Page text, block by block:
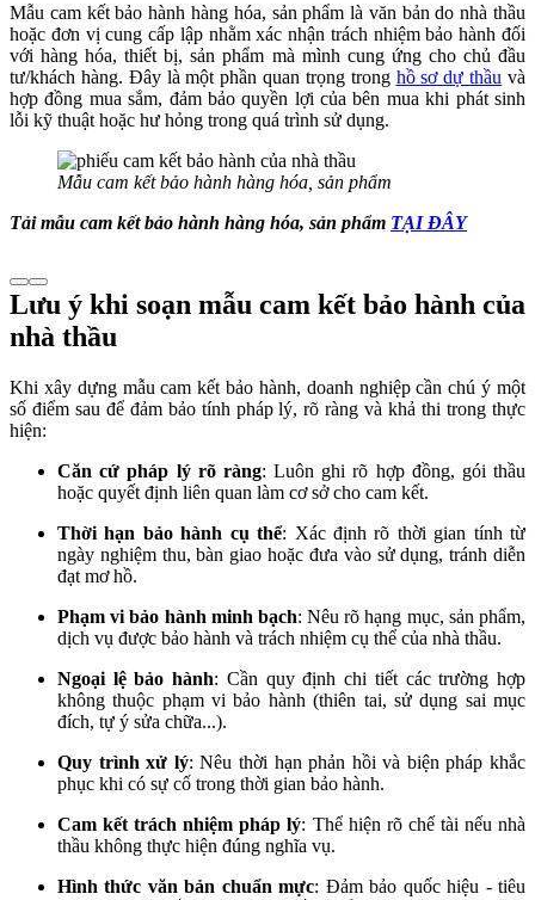
Mẫu cam kết bảo hành hàng hóa, sản phẩm là văn bản do nhà thầu
hoặc đơn vị cung cấp lập nhằm xác nhận trách nhiệm bảo hành đối
với hàng hóa, thiết bị, sản phẩm mà mình cung ứng cho chủ đầu
tư/khách hàng. Đây là một phần quan trọng trong hồ sơ dự thầu và
hợp đồng mua sắm, đảm bảo quyền lợi của bên mua khi phát sinh
lỗi kỹ thuật hoặc hư hỏng trong quá trình sử dụng.
Mẫu cam kết bảo hành hàng hóa, sản phẩm
Tải mẫu cam kết bảo hành hàng hóa, sản phẩm TẠI ĐÂY
Lưu ý khi soạn mẫu cam kết bảo hành của
nhà thầu
Khi xây dựng mẫu cam kết bảo hành, doanh nghiệp cần chú ý một
số điểm sau để đảm bảo tính pháp lý, rõ ràng và khả thi trong thực
hiện:
Căn cứ pháp lý rõ ràng: Luôn ghi rõ hợp đồng, gói thầu
hoặc quyết định liên quan làm cơ sở cho cam kết.
Thời hạn bảo hành cụ thể: Xác định rõ thời gian tính từ
ngày nghiệm thu, bàn giao hoặc đưa vào sử dụng, tránh diễn
đạt mơ hồ.
Phạm vi bảo hành minh bạch: Nêu rõ hạng mục, sản phẩm,
dịch vụ được bảo hành và trách nhiệm cụ thể của nhà thầu.
Ngoại lệ bảo hành: Cần quy định chi tiết các trường hợp
không thuộc phạm vi bảo hành (thiên tai, sử dụng sai mục
đích, tự ý sửa chữa...).
Quy trình xử lý: Nêu thời hạn phản hồi và biện pháp khắc
phục khi có sự cố trong thời gian bảo hành.
Cam kết trách nhiệm pháp lý: Thể hiện rõ chế tài nếu nhà
thầu không thực hiện đúng nghĩa vụ.
Hình thức văn bản chuẩn mực: Đảm bảo quốc hiệu - tiêu